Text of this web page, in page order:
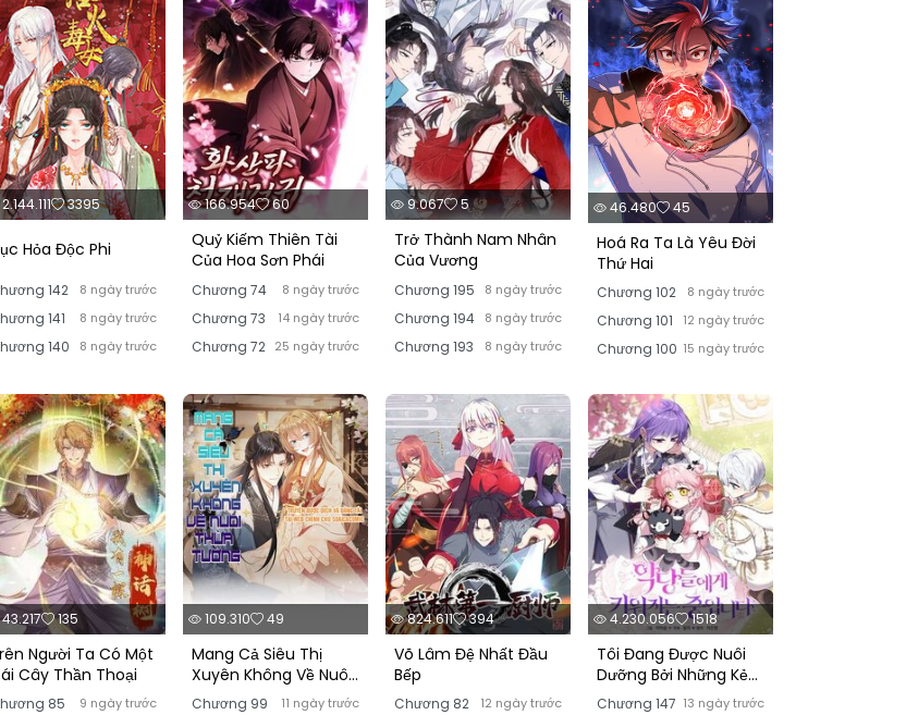
2.144.111 3395
Hỏa Độc Phi
142 8 ngày trước
141 8 ngày trước
140 8 ngày trước
166.954 60
Quỷ Kiếm Thiên Tài
Của Hoa Sơn Phái
Chương 74 8 ngày trước
Chương 73 14 ngày trước
Chương 72 25 ngày trước
9.067 5
Trở Thành Nam Nhân
Của Vương
Chương 195 8 ngày trước
Chương 194 8 ngày trước
Chương 193 8 ngày trước
46.480 45
Hoá Ra Ta Là Yêu Đời
Thứ Hai
Chương 102 8 ngày trước
Chương 101 12 ngày trước
Chương 100 15 ngày trước
43.217 135
Người Ta Có Một
Cây Thần Thoại
85 9 ngày trước
109.310 49
Mang Cả Siêu Thị
Xuyên Không Về Nuôi
Thừa Tướng
Chương 99 11 ngày trước
824.611 394
Võ Lâm Đệ Nhất Đầu
Bếp
Chương 82 12 ngày trước
4.230.056 1518
Tôi Đang Được Nuôi
Dưỡng Bởi Những Kẻ
Phản Diện
Chương 147 13 ngày trước